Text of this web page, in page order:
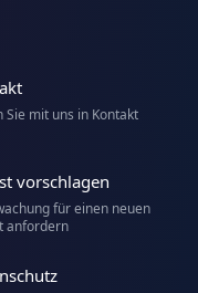
Sie mit uns in Kontakt
vorschlagen
für einen neuen
anfordern